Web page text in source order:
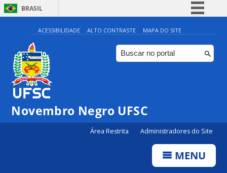
BRASIL
Simplifique!
Comunica BR
Participe
ACESSIBILIDADE ALTO CONTRASTE MAPA DO SITE
Novembro Negro UFSC
Área Restrita Administradores do Site
MENU